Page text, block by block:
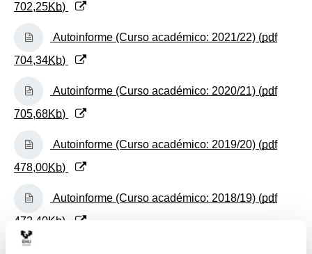
702,25Kb)
(Abre una nueva ventana)
Autoinforme (Curso académico: 2021/22) (pdf
704,34Kb)
(Abre una nueva ventana)
Autoinforme (Curso académico: 2020/21) (pdf
705,68Kb)
(Abre una nueva ventana)
Autoinforme (Curso académico: 2019/20) (pdf
478,00Kb)
(Abre una nueva ventana)
Autoinforme (Curso académico: 2018/19) (pdf
472,40Kb)